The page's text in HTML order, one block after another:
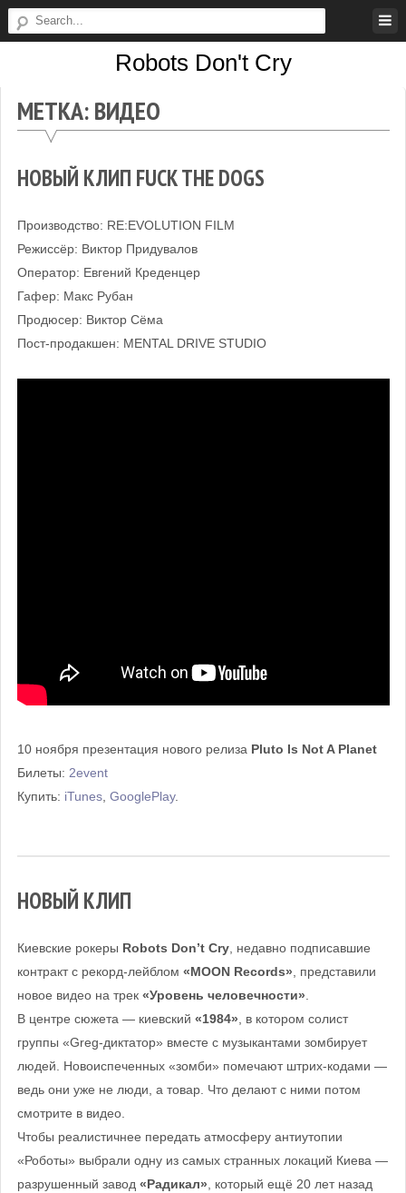
Skip
to
Robots Don't Cry
Don't
МЕТКА:ВИДЕО
НОВЫЙ КЛИП FUCK THE DOGS
Производство: RE:EVOLUTION FILM
Режиссёр: Виктор Придувалов
Оператор: Евгений Креденцер
Гафер: Макс Рубан
Продюсер: Виктор Сёма
Пост-продакшен: MENTAL DRIVE STUDIO
10 ноября презентация нового релиза Pluto Is Not A Planet
Билеты: 2event
Купить: iTunes, GooglePlay.
НОВЫЙ КЛИП
Киевские рокеры Robots Don’t Cry, недавно подписавшие
контракт с рекорд-лейблом «MOON Records», представили
новое видео на трек «Уровень человечности».
В центре сюжета — киевский «1984», в котором солист
группы «Greg-диктатор» вместе с музыкантами зомбирует
людей. Новоиспеченных «зомби» помечают штрих-кодами —
ведь они уже не люди, а товар. Что делают с ними потом
смотрите в видео.
Чтобы реалистичнее передать атмосферу антиутопии
«Роботы» выбрали одну из самых странных локаций Киева —
разрушенный завод «Радикал», который ещё 20 лет назад